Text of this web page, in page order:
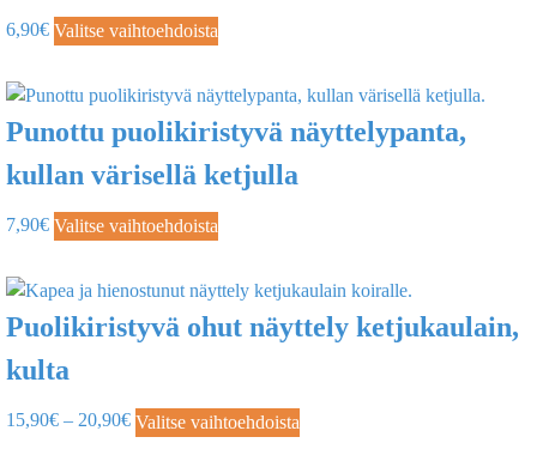
6,90€ Valitse vaihtoehdoista
Punottu puolikiristyvä näyttelypanta,
kullan värisellä ketjulla
7,90€ Valitse vaihtoehdoista
Puolikiristyvä ohut näyttely ketjukaulain,
kulta
15,90€ – 20,90€ Valitse vaihtoehdoista